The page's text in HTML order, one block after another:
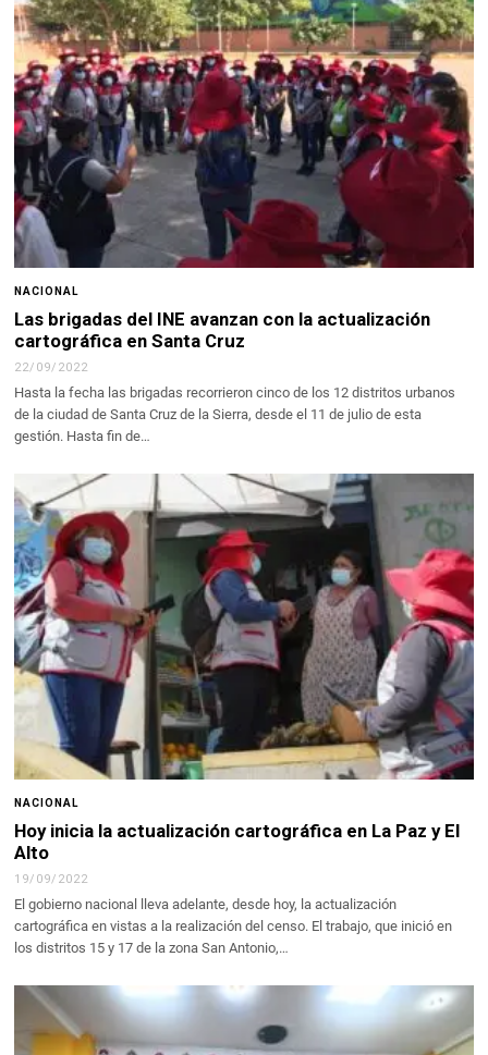
NACIONAL
Las brigadas del INE avanzan con la actualización
cartográfica en Santa Cruz
22/09/2022
Hasta la fecha las brigadas recorrieron cinco de los 12 distritos urbanos
de la ciudad de Santa Cruz de la Sierra, desde el 11 de julio de esta
gestión. Hasta fin de…
NACIONAL
Hoy inicia la actualización cartográfica en La Paz y El
Alto
19/09/2022
El gobierno nacional lleva adelante, desde hoy, la actualización
cartográfica en vistas a la realización del censo. El trabajo, que inició en
los distritos 15 y 17 de la zona San Antonio,…